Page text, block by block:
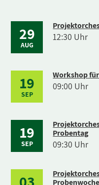
29
AUG
12:30 Uhr
19
SEP
Workshop
09:00 Uhr
19
SEP
Probentag
09:30 Uhr